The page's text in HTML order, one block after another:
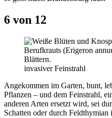
6 von 12
invasiver Feinstrahl
Angekommen im Garten, bunt,
Pflanzen – und dem Feinstrahl,
anderen Arten ersetzt wird, sei
Schatten oder durch Feldthymian